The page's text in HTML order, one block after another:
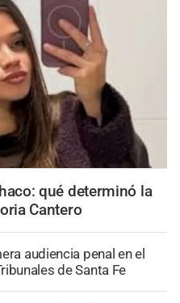
qué determinó la
Cantero
audiencia penal en el
de Santa Fe